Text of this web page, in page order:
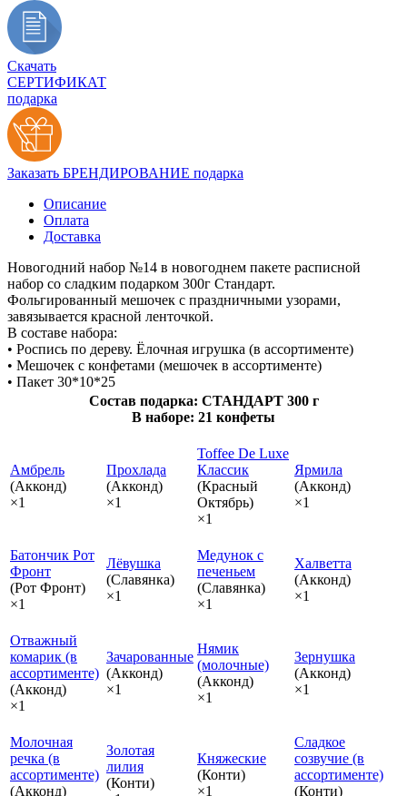
Скачать
СЕРТИФИКАТ
подарка
Заказать БРЕНДИРОВАНИЕ подарка
Описание
Оплата
Доставка
Новогодний набор №14 в новогоднем пакете расписной
набор со сладким подарком 300г Стандарт.
Фольгированный мешочек с праздничными узорами,
завязывается красной ленточкой.
В составе набора:
• Роспись по дереву. Ёлочная игрушка (в ассортименте)
• Мешочек с конфетами (мешочек в ассортименте)
• Пакет 30*10*25
Состав подарка: СТАНДАРТ 300 г
В наборе: 21 конфеты
Амбрель
(Акконд)
×1
Прохлада
(Акконд)
×1
Toffee De Luxe
Классик
(Красный
Октябрь)
×1
Ярмила
(Акконд)
×1
Батончик Рот
Фронт
(Рот Фронт)
×1
Лёвушка
(Славянка)
×1
Медунок с
печеньем
(Славянка)
×1
Халветта
(Акконд)
×1
Отважный
комарик (в
ассортименте)
(Акконд)
×1
Зачарованные
(Акконд)
×1
Нямик
(молочные)
(Акконд)
×1
Зернушка
(Акконд)
×1
Молочная
речка (в
ассортименте)
(Акконд)
Золотая
лилия
(Конти)
Княжеские
(Конти)
×1
Сладкое
созвучие (в
ассортименте)
(Конти)